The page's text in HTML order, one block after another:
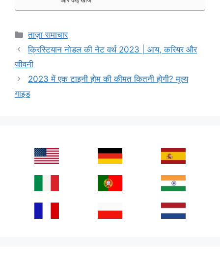
Categories
ताज़ा समाचार
क्रिस्टियान नोडल की नेट वर्थ 2023 | आय, करियर और
जीवनी
2023 में एक टाइनी होम की कीमत कितनी होगी? मूल्य
गाइड